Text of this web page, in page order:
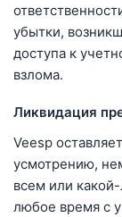
убытки,
доступа к
взлома.
Ликвидация
Veesp
усмотрению,
всем или
любое время с